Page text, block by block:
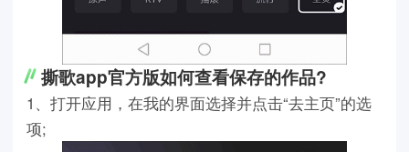
撕歌app官方版如何查看保存的作品?
1、打开应用，在我的界面选择并点击“去主页”的选
项;